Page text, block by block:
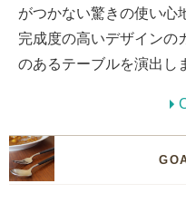
がつかない驚きの使い心
完成度の高いデザインの
のあるテーブルを演出し